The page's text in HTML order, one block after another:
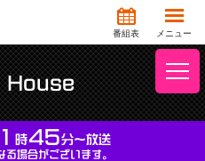
番組表 メニュー
House
1 時45分～放送
場合がございます。